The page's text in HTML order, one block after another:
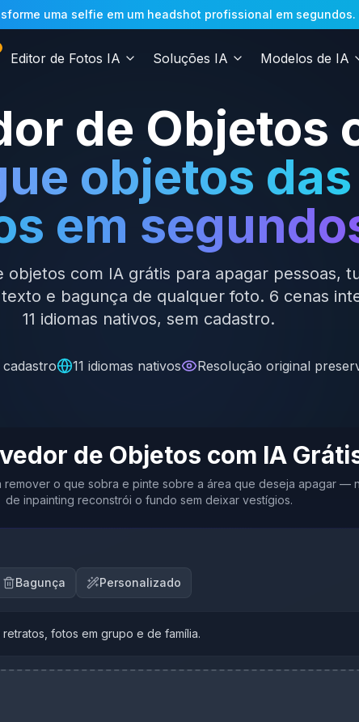
uma selfie em um headshot profissional em
Editor de Fotos IA Soluções IA Modelos de IA
de Objetos
objetos
em
objetos com IA grátis para apagar pessoas,
e bagunça de qualquer foto. 6 cenas
11 idiomas nativos, sem cadastro.
11 idiomas nativos Resolução original
de Objetos com IA
remover o que sobra e pinte sobre a área que deseja apagar —
de inpainting reconstrói o fundo sem deixar vestígios.
Bagunça Personalizado
fotos em grupo e de família.